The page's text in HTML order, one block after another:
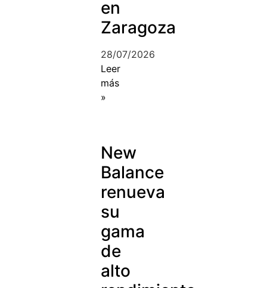
en
Zaragoza
28/07/2026
Leer
más
»
New
Balance
renueva
su
gama
de
alto